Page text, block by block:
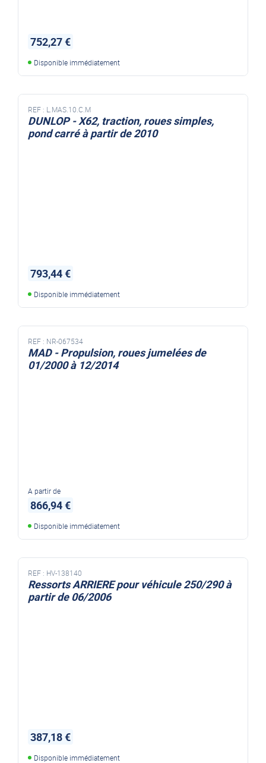
752,27 €
Disponible immédiatement
REF : L.MAS.10.C.M
DUNLOP - X62, traction, roues simples,
pond carré à partir de 2010
793,44 €
Disponible immédiatement
REF : NR-067534
MAD - Propulsion, roues jumelées de
01/2000 à 12/2014
A partir de
866,94 €
Disponible immédiatement
REF : HV-138140
Ressorts ARRIERE pour véhicule 250/290 à
partir de 06/2006
387,18 €
Disponible immédiatement